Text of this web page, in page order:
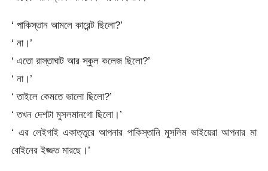
‘ পাকিস্তান আমলে কারেন্ট ছিলো?’
‘ না।’
‘ এতো রাস্তাঘাট আর স্কুল কলেজ ছিলো?’
‘ না।’
‘ তাইলে কেমতে ভালো ছিলো?’
‘ তখন দেশটা মুসলমানগো ছিলো।’
‘ এর লেইগাই একাত্তুরে আপনার পাকিস্তানি মুসলিম ভাইয়েরা আপনার মা
বোইনের ইজ্জত মারছে।’